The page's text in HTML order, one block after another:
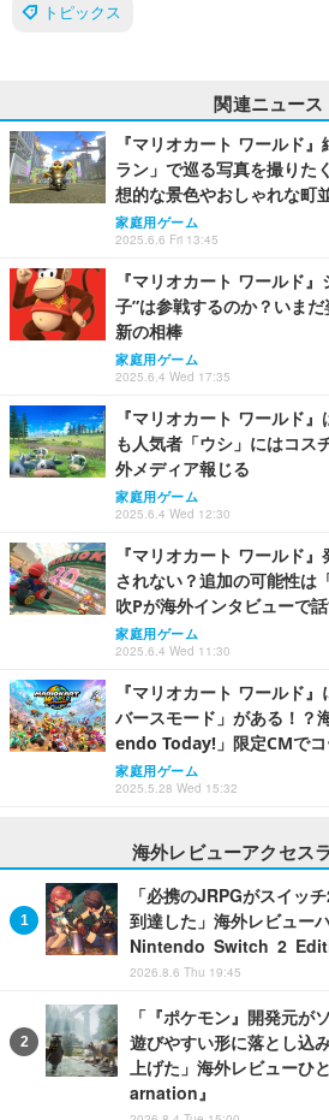
トピックス
関連ニュース
『マリオカート ワールド
ラン」で巡る写真を撮りた
想的な景色やおしゃれな町
家庭用ゲーム
2025.6.6 Fri 13:45
『マリオカート ワールド
子”は参戦するのか？いま
新の相棒
家庭用ゲーム
2025.6.4 Wed 17:35
『マリオカート ワールド
も人気者「ウシ」にはコス
外メディア報じる
家庭用ゲーム
2025.6.4 Wed 12:30
『マリオカート ワールド
されない？追加の可能性
吹Pが海外インタビューで
家庭用ゲーム
2025.6.4 Wed 11:30
『マリオカート ワールド
バースモード」がある！？
endo Today!」限定CMで
家庭用ゲーム
2025.5.28 Wed 15:32
海外レビューアクセス
「必携のJRPGがスイッ
到達した」海外レビュー
Nintendo Switch 2
2026.8.6 Thu 19:45
「『ポケモン』開発元が
遊びやすい形に落とし込
上げた」海外レビュー
arnation』